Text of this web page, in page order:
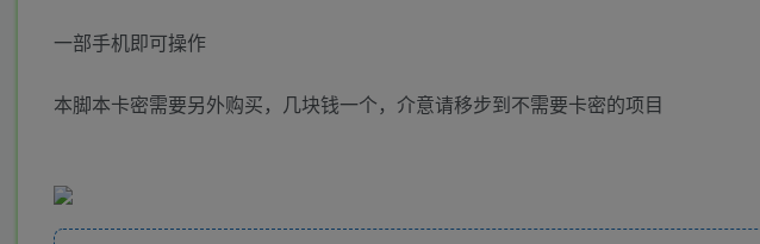
一部手机即可操作
本脚本卡密需要另外购买，几块钱一个，介意请移步到不需要卡密的项目